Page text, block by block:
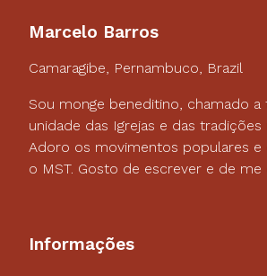
Marcelo Barros
Camaragibe, Pernambuco, Brazil
Sou monge beneditino, chamado a
unidade das Igrejas e das tradições
Adoro os movimentos populares e
o MST. Gosto de escrever e de me
Informações